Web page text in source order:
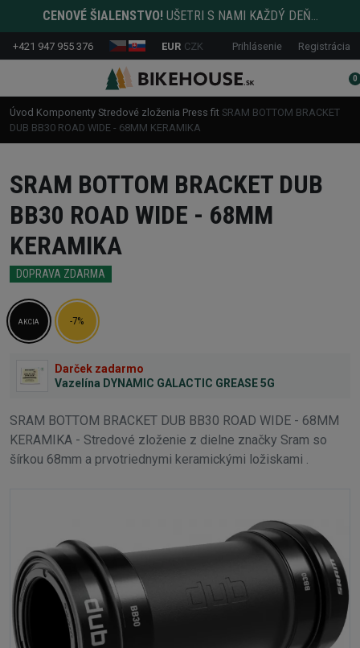
CENOVÉ ŠIALENSTVO! UŠETRI S NAMI KAŽDÝ DEŇ...
+421 947 955 376 EUR CZK Prihlásenie Registrácia
0
Úvod Komponenty Stredové zloženia Press fit SRAM BOTTOM BRACKET
DUB BB30 ROAD WIDE - 68MM KERAMIKA
SRAM BOTTOM BRACKET DUB
BB30 ROAD WIDE - 68MM
KERAMIKA
DOPRAVA ZDARMA
AKCIA -7%
Darček zadarmo
Vazelína DYNAMIC GALACTIC GREASE 5G
SRAM BOTTOM BRACKET DUB BB30 ROAD WIDE - 68MM
KERAMIKA - Stredové zloženie z dielne značky Sram so
šírkou 68mm a prvotriednymi keramickými ložiskami .